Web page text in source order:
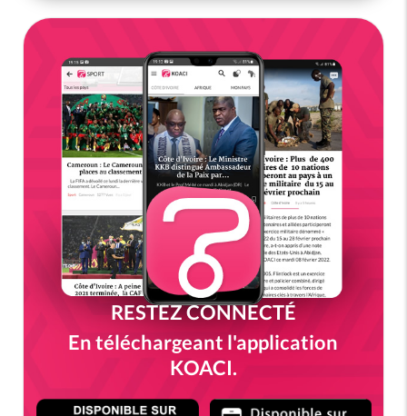
RESTEZ CONNECTÉ
En téléchargeant l'application
KOACI.